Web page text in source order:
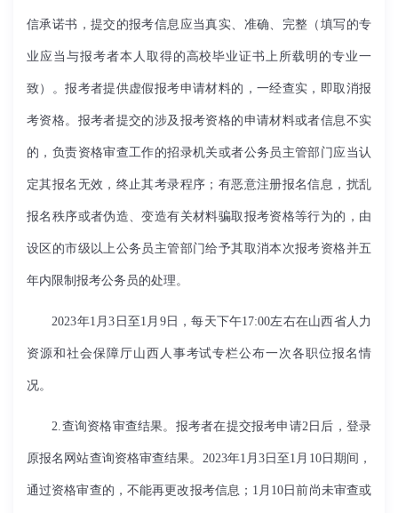
信承诺书，提交的报考信息应当真实、准确、完整（填写的专
业应当与报考者本人取得的高校毕业证书上所载明的专业一
致）。报考者提供虚假报考申请材料的，一经查实，即取消报
考资格。报考者提交的涉及报考资格的申请材料或者信息不实
的，负责资格审查工作的招录机关或者公务员主管部门应当认
定其报名无效，终止其考录程序；有恶意注册报名信息，扰乱
报名秩序或者伪造、变造有关材料骗取报考资格等行为的，由
设区的市级以上公务员主管部门给予其取消本次报考资格并五
年内限制报考公务员的处理。
2023年1 月3 日至1 月 9日，每天下午17:00左右在山西省人力
资源和社会保障厅山西人事考试专栏公布一次各职位报名情
况。
2. 查询资格审查结果。报考者在提交报考申请2 日后，登录
原报名网站查询资格审查结果。 2023年1 月3日至1 月 10日期间，
通过资格审查的，不能再更改报考信息； 1 月 10日前尚未审查或